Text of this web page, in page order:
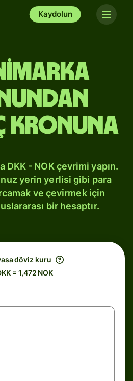
Kaydolun
kronuna
DKK - NOK çevrimi yapın.
yerin yerlisi gibi para
ve çevirmek için
bir hesaptır.
döviz kuru
= 1,472 NOK